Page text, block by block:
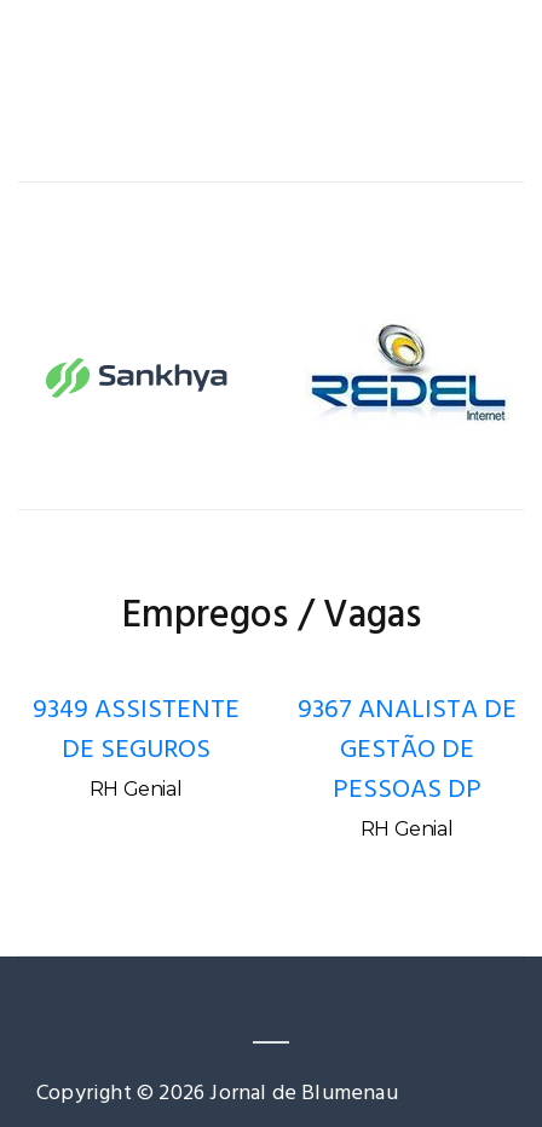
Empregos / Vagas
9349 ASSISTENTE
DE SEGUROS
RH Genial
9367 ANALISTA DE
GESTÃO DE
PESSOAS DP
RH Genial
Copyright © 2026 Jornal de Blumenau